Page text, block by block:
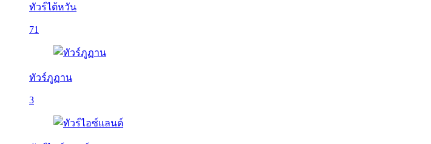
ทัวร์ไต้หวัน
71
ทัวร์ภูฏาน
3